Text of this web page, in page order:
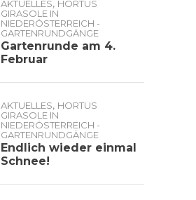
AKTUELLES, HORTUS
GIRASOLE IN
NIEDERÖSTERREICH -
GARTENRUNDGÄNGE
Gartenrunde am 4.
Februar
AKTUELLES, HORTUS
GIRASOLE IN
NIEDERÖSTERREICH -
GARTENRUNDGÄNGE
Endlich wieder einmal
Schnee!